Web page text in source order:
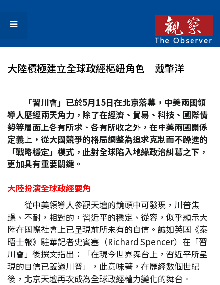
大陸積極建立全球政經樞紐角色│戴肇洋
「習川會」已於5月15日在北京落幕，中美兩國領
導人歷經兩天角力，除了在經濟、貿易、科技、國際情
勢等層面上各有所求、各有所收之外，在中美兩國關係
定義上，從大國競爭的格局調整為追求克制而不躁進的
「戰略穩定」模式，此對全球陷入地緣政治糾葛之下，
更加具有重要關鍵。
大陸扮演全球政經要角
從中美領導人參觀天壇的鏡頭中可發現，川普焦
躁、不耐，相對的，習近平的穩定、從容，似乎顯示大
陸在國際社會上已呈現前所未有的自信。誠如英國《泰
晤士報》駐華記者史賓塞（Richard Spencer）在「習
川會」後撰文指出：「在現今世界舞台上，習近平所呈
現的自信已蓋過川普」，此意味著，在歷經數個世紀
後，北京天壇再次成為全球政經權力變化的舞台。